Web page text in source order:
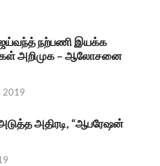
நற்பணி இயக்க
அறிமுக – ஆலோசனை
2019
அதிரடி, “ஆபரேஷன்